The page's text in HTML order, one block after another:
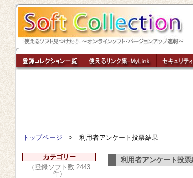
トップページ > 利用者アンケート投票結果
カテゴリー
（登録ソフト数 2443
件）
利用者アンケート投票